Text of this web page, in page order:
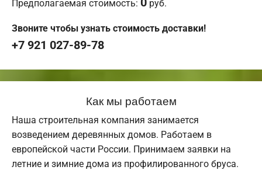
Предполагаемая стоимость: руб.
Звоните чтобы узнать стоимость доставки!
+7 921 027-89-78
Как мы работаем
Наша строительная компания занимается
возведением деревянных домов. Работаем в
европейской части России. Принимаем заявки на
летние и зимние дома из профилированного бруса.